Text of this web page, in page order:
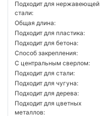
Подходит для нержавеющей
стали:
Общая длина:
Подходит для пластика:
Подходит для бетона:
Способ закрепления:
С центральным сверлом:
Подходит для стали:
Подходит для чугуна:
Подходит для дерева:
Подходит для цветных
металлов: